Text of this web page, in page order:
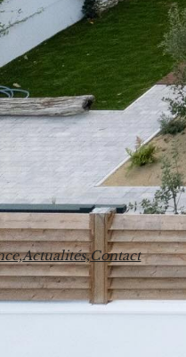
Actualités,Contact